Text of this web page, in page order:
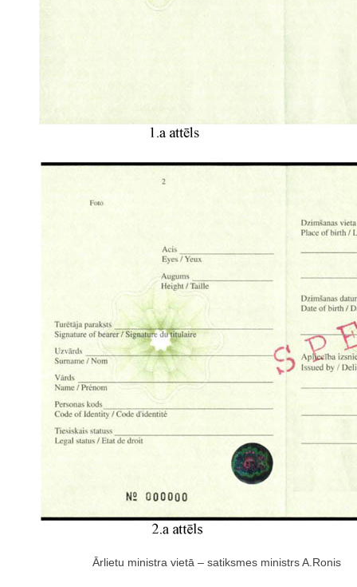
Ārlietu ministra vietā – satiksmes ministrs A.Ronis